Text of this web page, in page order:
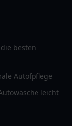
besten
Autofpflege
leicht